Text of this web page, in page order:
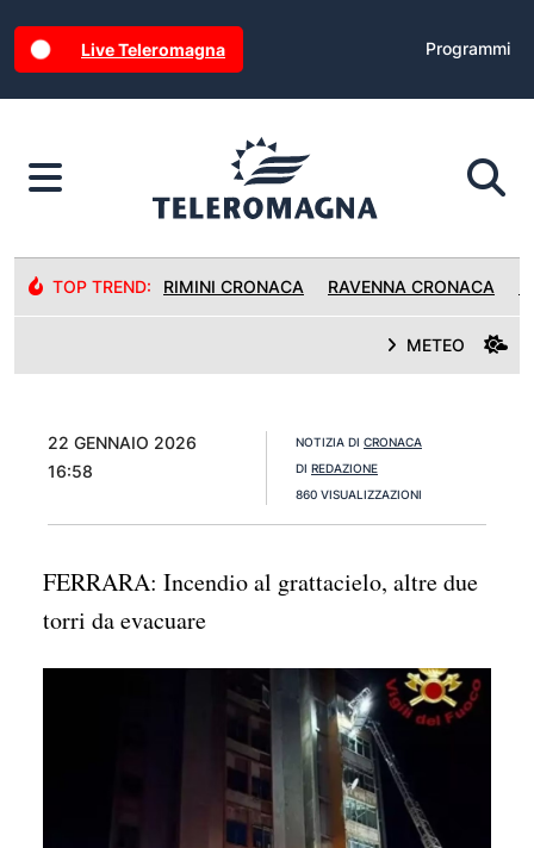
Live Teleromagna Programmi
TOP TREND: RIMINI CRONACA RAVENNA CRONACA
METEO
22 GENNAIO 2026
16:58
NOTIZIA DI CRONACA
DI REDAZIONE
860 VISUALIZZAZIONI
FERRARA: Incendio al grattacielo, altre due
torri da evacuare